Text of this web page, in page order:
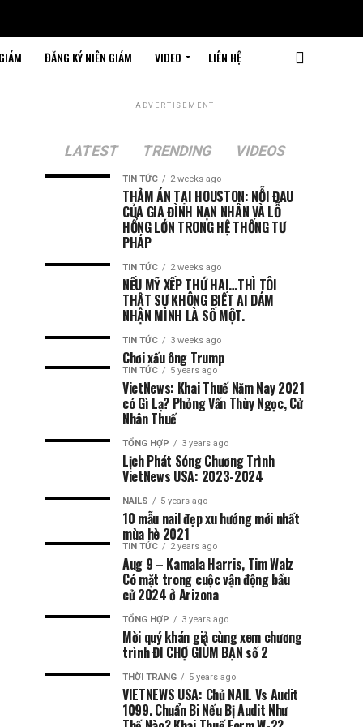
ĐĂNG KÝ NIÊN GIÁM VIDEO LIÊN HỆ
ADVERTISEMENT
LATEST TRENDING VIDEOS
TIN TỨC 2 weeks ago
THẢM ÁN TẠI HOUSTON: NỖI ĐAU
CỦA GIA ĐÌNH NẠN NHÂN VÀ LỖ
HỔNG LỚN TRONG HỆ THỐNG TƯ
PHÁP
TIN TỨC 2 weeks ago
NẾU MỸ XẾP THỨ HAI…THÌ TÔI
THẬT SỰ KHÔNG BIẾT AI DÁM
NHẬN MÌNH LÀ SỐ MỘT.
TIN TỨC 3 weeks ago
Chơi xấu ông Trump
TIN TỨC 5 years ago
VietNews: Khai Thuế Năm Nay 2021
có Gì Lạ? Phỏng Vấn Thùy Ngọc, Cử
Nhân Thuế
TỔNG HỢP 3 years ago
Lịch Phát Sóng Chương Trình
VietNews USA: 2023-2024
NAILS 5 years ago
10 mẫu nail đẹp xu hướng mới nhất
mùa hè 2021
TIN TỨC 2 years ago
Aug 9 – Kamala Harris, Tim Walz
Có mặt trong cuộc vận động bầu
cử 2024 ở Arizona
TỔNG HỢP 3 years ago
Mời quý khán giả cùng xem chương
trình ĐI CHỢ GIÙM BẠN số 2
THỜI TRANG 5 years ago
VIETNEWS USA: Chủ NAIL Vs Audit
1099. Chuẩn Bi Nếu Bị Audit Như